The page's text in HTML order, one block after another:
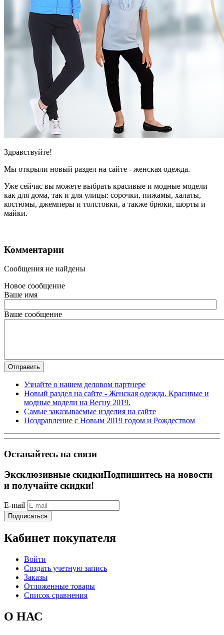
Здравствуйте!
Мы открыли новый раздел на сайте - женская одежда.
Уже сейчас вы можете выбрать красивые и модные модели
как для дома, так и для улицы: сорочки, пижамы, халаты,
костюмы, джемперы и толстовки, а также брюки, шорты и
майки.
Комментарии
Сообщения не найдены
Новое сообщение
Ваше имя
Ваше сообщение
Отправить
Узнайте о нашем деловом партнере
Новый раздел на сайте - Женская одежда. Красивые и
модные модели на Весну 2019.
Самые заказываемые изделия на сайте
Поздравление с Новым 2019 годом и Рождеством
Оставайтесь на связи
Эксклюзивные скидкиПодпишитесь на новости
и получайте скидки!
E-mail
Подписаться
Кабинет покупателя
Войти
Создать учетную запись
Заказы
Отложенные товары
Список сравнения
О НАС